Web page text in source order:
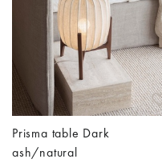
Prisma table Dark
ash/natural